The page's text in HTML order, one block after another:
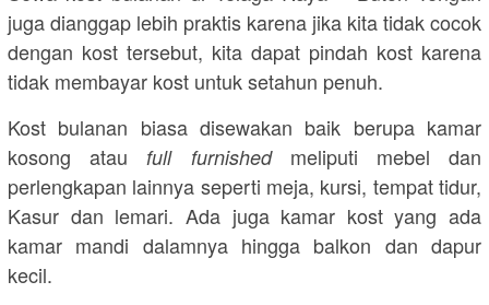
juga dianggap lebih praktis karena jika kita tidak cocok
dengan kost tersebut, kita dapat pindah kost karena
tidak membayar kost untuk setahun penuh.
Kost bulanan biasa disewakan baik berupa kamar
kosong ataufull furnished meliputi mebel dan
perlengkapan lainnya seperti meja, kursi, tempat tidur,
Kasur dan lemari. Ada juga kamar kost yang ada
kamar mandi dalamnya hingga balkon dan dapur
kecil.